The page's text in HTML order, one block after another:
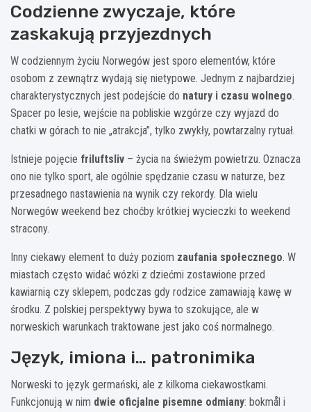
Codzienne zwyczaje, które
zaskakują przyjezdnych
W codziennym życiu Norwegów jest sporo elementów, które
osobom z zewnątrz wydają się nietypowe. Jednym z najbardziej
charakterystycznych jest podejście do natury i czasu wolnego.
Spacer po lesie, wejście na pobliskie wzgórze czy wyjazd do
chatki w górach to nie „atrakcja”, tylko zwykły, powtarzalny rytuał.
Istnieje pojęcie friluftsliv – życia na świeżym powietrzu. Oznacza
ono nie tylko sport, ale ogólnie spędzanie czasu w naturze, bez
przesadnego nastawienia na wynik czy rekordy. Dla wielu
Norwegów weekend bez choćby krótkiej wycieczki to weekend
stracony.
Inny ciekawy element to duży poziom zaufania społecznego. W
miastach często widać wózki z dziećmi zostawione przed
kawiarnią czy sklepem, podczas gdy rodzice zamawiają kawę w
środku. Z polskiej perspektywy bywa to szokujące, ale w
norweskich warunkach traktowane jest jako coś normalnego.
Język, imiona i… patronimika
Norweski to język germański, ale z kilkoma ciekawostkami.
Funkcjonują w nim dwie oficjalne pisemne odmiany: bokmål i